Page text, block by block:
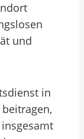
und
in